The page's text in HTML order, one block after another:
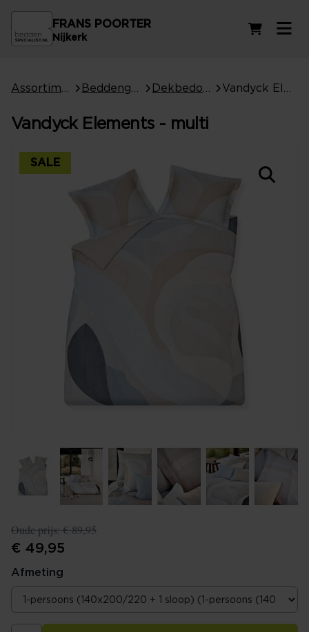
FRANS POORTER
Nijkerk
Vandyck Elements - multi
SALE
Oude prijs:€ 89,95
€ 49,95
Afmeting